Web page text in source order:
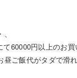
60000円以上のお買
ご飯代がタダで滑